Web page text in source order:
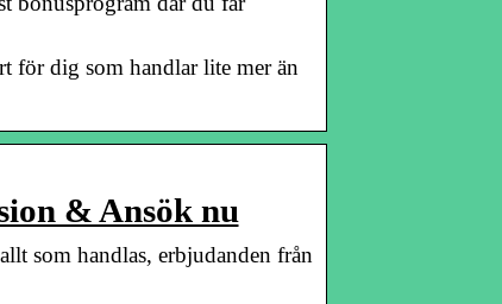
för dig som handlar lite mer än
& Ansök nu
som handlas, erbjudanden från